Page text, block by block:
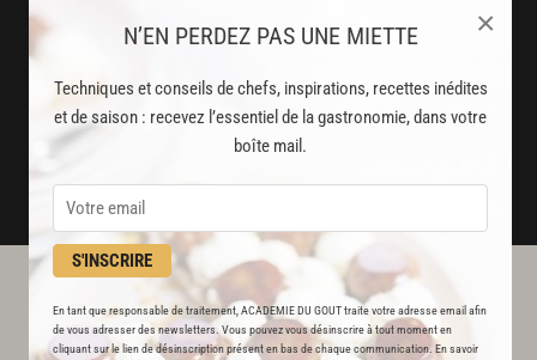
N’EN PERDEZ PAS UNE MIETTE
Techniques et conseils de chefs, inspirations, recettes inédites
et de saison : recevez l’essentiel de la gastronomie, dans votre
boîte mail.
S'INSCRIRE
En tant que responsable de traitement, ACADEMIE DU GOUT traite votre adresse email afin
de vous adresser des newsletters. Vous pouvez vous désinscrire à tout moment en
cliquant sur le lien de désinscription présent en bas de chaque communication. En savoir
×
Stop pub
un service garanti sans publicité
JE M'ABONNE
DÉJÀ ABONNÉ(E) ? JE ME CONNECTE
L'ACADÉMIE DU GOÛT VOUS
RECOMMANDE